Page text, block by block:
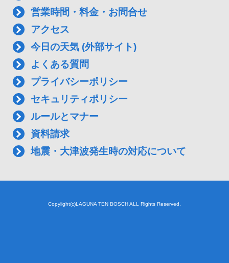
営業時間・料金・お問合せ
アクセス
今日の天気 (外部サイト)
よくある質問
プライバシーポリシー
セキュリティポリシー
ルールとマナー
資料請求
地震・大津波発生時の対応について
Copylight(c)LAGUNA TEN BOSCH ALL Rights Reserved.